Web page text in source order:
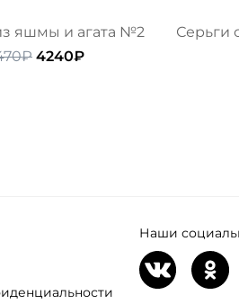
яшмы и агата №2
₽ Первоначальная
4240₽Текущая
Серьги
Наши